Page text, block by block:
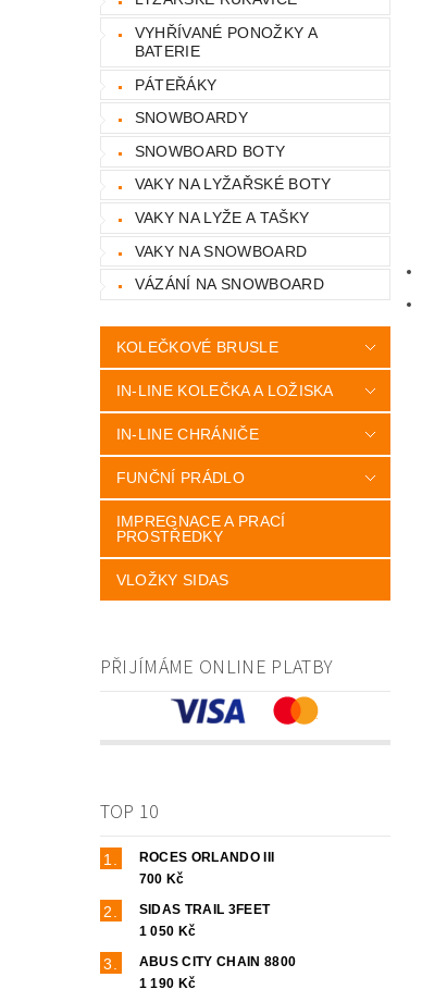
VYHŘÍVANÉ PONOŽKY A
BATERIE
PÁTEŘÁKY
SNOWBOARDY
SNOWBOARD BOTY
VAKY NA LYŽAŘSKÉ BOTY
VAKY NA LYŽE A TAŠKY
VAKY NA SNOWBOARD
VÁZÁNÍ NA SNOWBOARD
KOLEČKOVÉ BRUSLE
IN-LINE KOLEČKA A LOŽISKA
IN-LINE CHRÁNIČE
FUNČNÍ PRÁDLO
IMPREGNACE A PRACÍ
PROSTŘEDKY
VLOŽKY SIDAS
PŘIJÍMÁME ONLINE PLATBY
TOP 10
ROCES ORLANDO III
700 Kč
SIDAS TRAIL 3FEET
1 050 Kč
ABUS CITY CHAIN 8800
1 190 Kč